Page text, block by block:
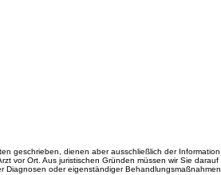
geschrieben, dienen aber ausschließlich der Information
vor Ort. Aus juristischen Gründen müssen wir Sie darauf
Diagnosen oder eigenständiger Behandlungsmaßnahmen